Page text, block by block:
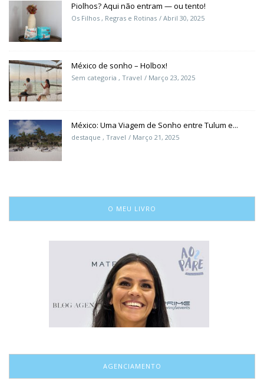
Piolhos? Aqui não entram — ou tento!
Os Filhos , Regras e Rotinas Abril 30, 2025
México de sonho – Holbox!
Sem categoria , Travel Março 23, 2025
México: Uma Viagem de Sonho entre Tulum e...
destaque , Travel Março 21, 2025
O MEU LIVRO
AGENCIAMENTO